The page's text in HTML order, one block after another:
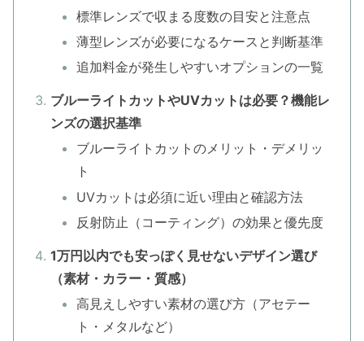
標準レンズで収まる度数の目安と注意点
薄型レンズが必要になるケースと判断基準
追加料金が発生しやすいオプションの一覧
ブルーライトカットやUVカットは必要？機能レ
ンズの選択基準
ブルーライトカットのメリット・デメリッ
ト
UVカットは必須に近い理由と確認方法
反射防止（コーティング）の効果と優先度
1万円以内でも安っぽく見せないデザイン選び
（素材・カラー・質感）
高見えしやすい素材の選び方（アセテー
ト・メタルなど）